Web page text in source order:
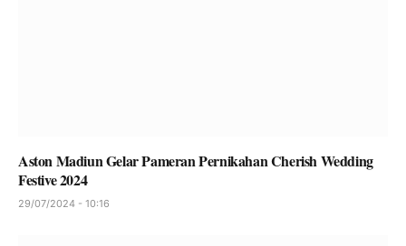
Aston Madiun Gelar Pameran Pernikahan Cherish Wedding
Festive 2024
29/07/2024 - 10:16